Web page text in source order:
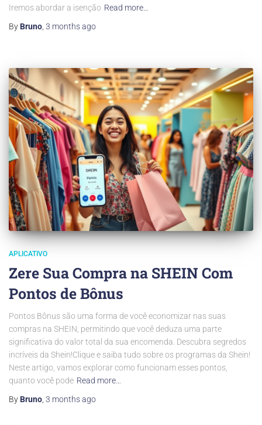
Iremos abordar a isenção Read more…
By Bruno 3 monthsago
APLICATIVO
Zere Sua Compra na SHEIN Com
Pontos de Bônus
Pontos Bônus são uma forma de você economizar nas suas
compras na SHEIN, permitindo que você deduza uma parte
significativa do valor total da sua encomenda. Descubra segredos
incríveis da Shein!Clique e saiba tudo sobre os programas da Shein!
Neste artigo, vamos explorar como funcionam esses pontos,
quanto você pode Read more…
By Bruno, 3 monthsago